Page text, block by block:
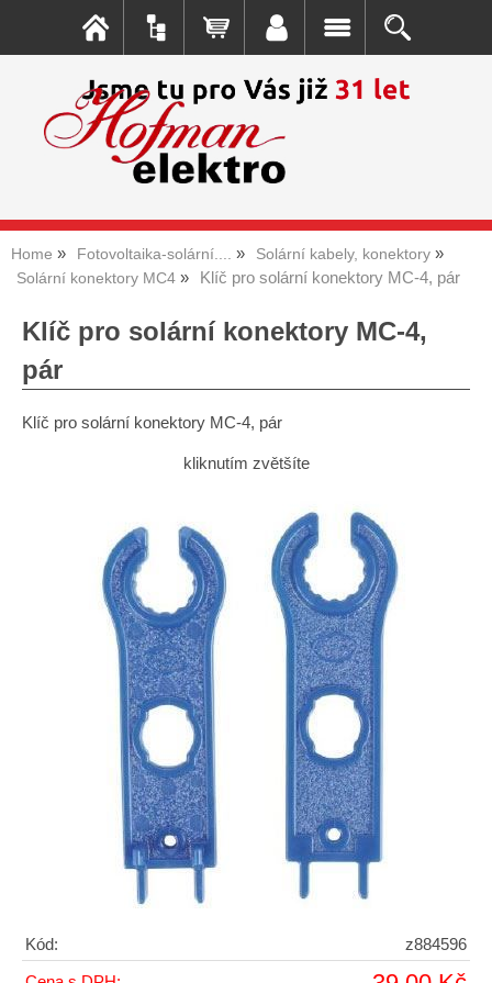
Home Fotovoltaika-solární....
Solární kabely, konektory
Solární konektory MC4
Klíč pro solární konektory MC-4, pár
Klíč pro solární konektory MC-4,
pár
Klíč pro solární konektory MC-4, pár
kliknutím zvětšíte
Kód: z884596